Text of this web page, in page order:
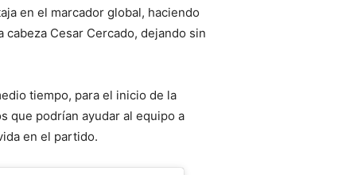
en el marcador global, haciendo
Cesar Cercado, dejando sin
tiempo, para el inicio de la
que podrían ayudar al equipo a
en el partido.